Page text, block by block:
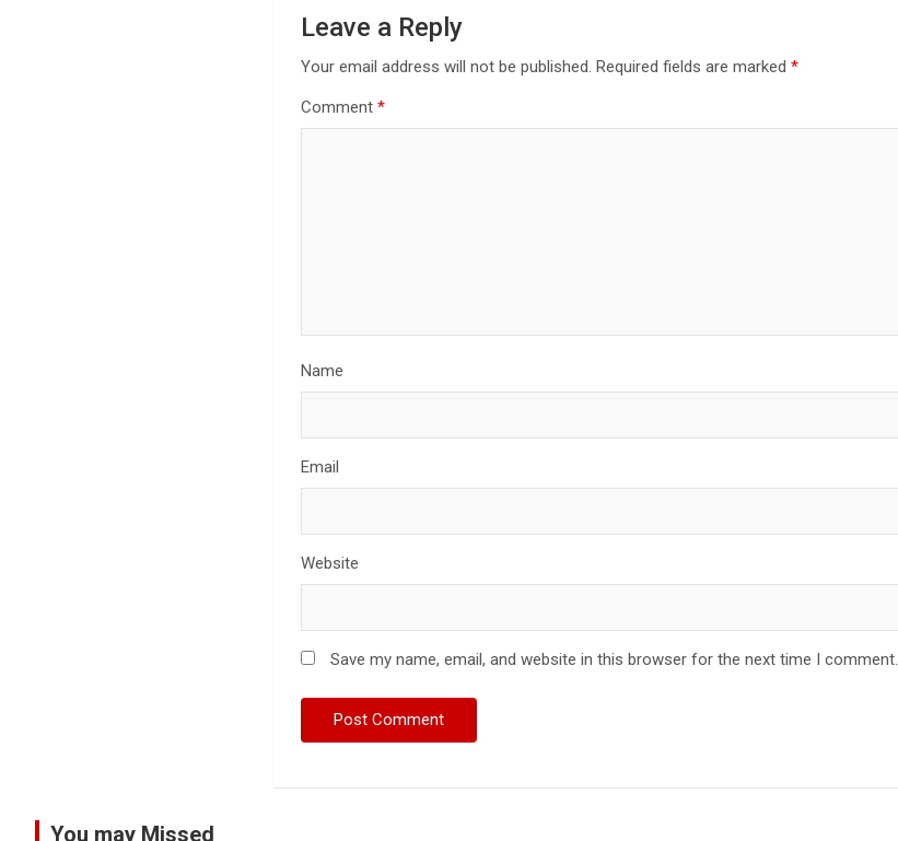
Leave a Reply
Your email address will not be published. Required fields are marked*
Comment*
Name
Email
Website
Save my name, email, and website in this browser for the next time I comment.
You may Missed